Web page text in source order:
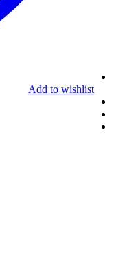
Add to wishlist